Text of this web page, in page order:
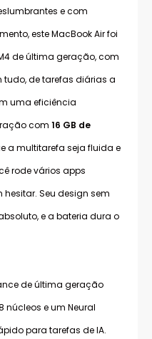
e com
este MacBook Air foi
de última geração, com
tudo, de tarefas diárias a
uma eficiência
com 16 GB de
a multitarefa seja fluida e
rode vários apps
Seu design sem
e a bateria dura o
de última geração
núcleos e um Neural
para tarefas de IA.